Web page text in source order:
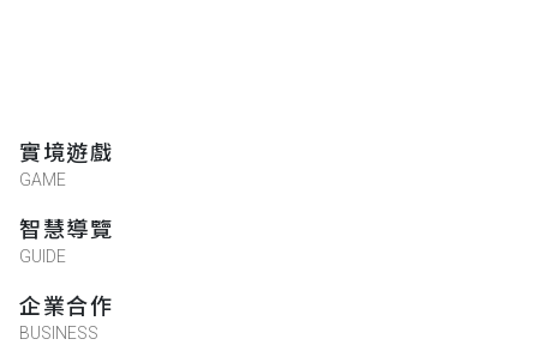
實境遊戲
GAME
智慧導覽
GUIDE
企業合作
BUSINESS